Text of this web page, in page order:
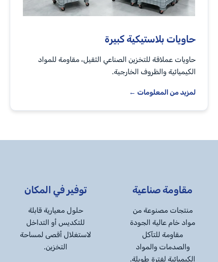
حاويات بلاستيكية كبيرة
حاويات عملاقة للتخزين الصناعي الثقيل، مقاومة للمواد
الكيميائية والظروف الخارجية.
لمزيد من المعلومات ←
مقاومة صناعية
منتجات مصنوعة من
مواد خام عالية الجودة
مقاومة للتآكل
والصدمات والمواد
الكيميائية لفترة طويلة.
توفير في المكان
حلول معيارية قابلة
للتكديس أو التداخل
لاستغلال أقصى لمساحة
التخزين.